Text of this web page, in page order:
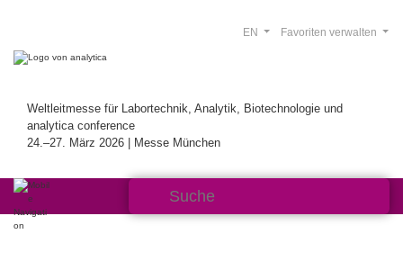
Weltleitmesse für Labortechnik, Analytik, Biotechnologie und
analytica conference
24.–27. März 2026 | Messe München
Favoriten verwalten
EN